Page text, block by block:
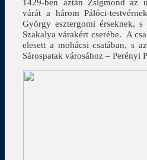
1429-ben aztán Zsigmond az
várát a három Pálóci-
György esztergomi érseknek, s
Szakalya várakért cserébe. A
elesett a mohácsi csatában, s
Sárospatak városához – Perényi